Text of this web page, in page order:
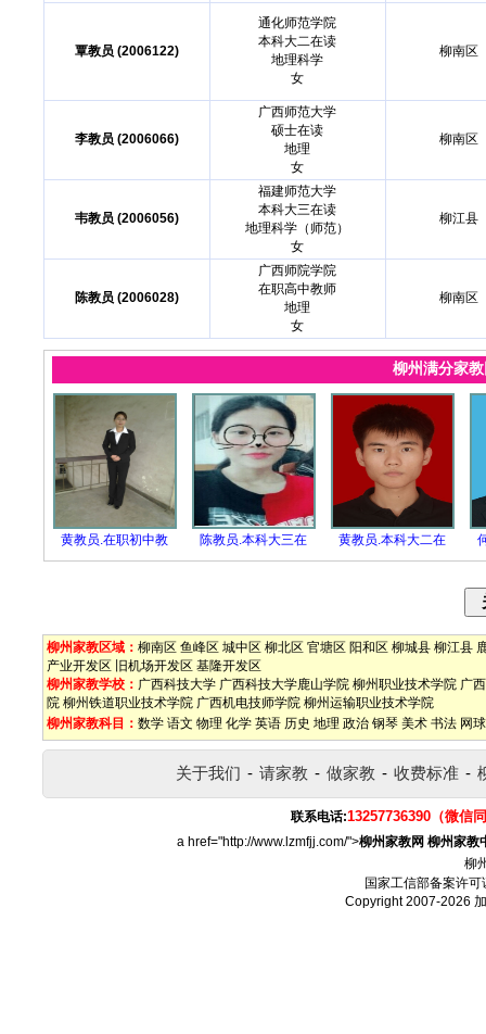
覃教员 (2006122)
通化师范学院
本科大二在读
地理科学
女
柳南区
李教员 (2006066)
广西师范大学
硕士在读
地理
女
柳南区
韦教员 (2006056)
福建师范大学
本科大三在读
地理科学（师范）
女
柳江县
陈教员 (2006028)
广西师院学院
在职高中教师
地理
女
柳南区
柳州满分家
黄教员.在职初中教 陈教员.本科大三在 黄教员.本科大二在
柳州家教区域： 柳南区 鱼峰区 城中区 柳北区 官塘区 阳和区 柳城县 柳江县
产业开发区
旧机场开发区 基隆开发区
柳州家教学校： 广西科技大学 广西科技大学鹿山学院 柳州职业技术学院 广
院 柳州铁道职业技术学院 广西机电技师学院 柳州运输职业技术学院
柳州家教科目： 数学 语文 物理 化学 英语 历史 地理 政治 钢琴 美术 书法 网球
关于我们 - 请家教 - 做家教 - 收费标准 -
联系电话:13257736390（微信
a href="http://www.lzmfjj.com/">柳州家教网 柳州家教
柳
国家工信部备案许可
Copyright 2007-2026